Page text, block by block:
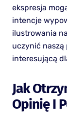
ekspresja
intencje
ilustrowania
uczynić naszą
interesującą
Jak
Opinię I